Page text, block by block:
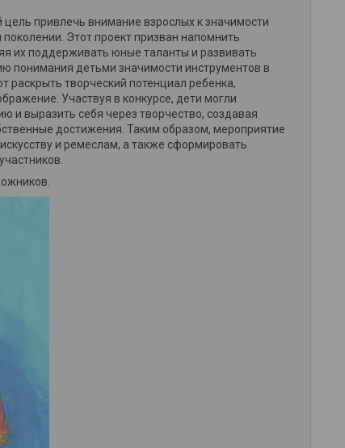
цель привлечь внимание взрослых к значимости
Этот проект призван напомнить
их поддерживать юные таланты и развивать
понимания детьми значимости инструментов в
творческий потенциал ребенка,
Участвуя в конкурсе, дети могли
и выразить себя через творчество, создавая
достижения. Таким образом, мероприятие
и ремеслам, а также сформировать